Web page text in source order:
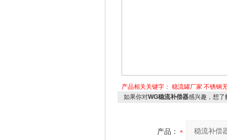
产品相关关键字： 稳流罐厂家 不锈钢
如果你对WG稳流补偿器感兴趣，想了
产品：